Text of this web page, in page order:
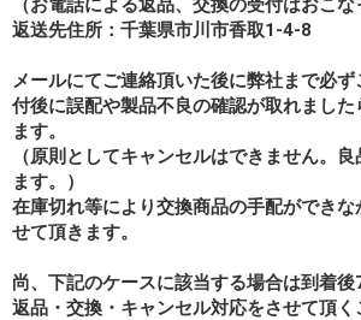
（お電話による返品、交換の受付はおこな
返送先住所：千葉県市川市香取1-4-8
メールにてご連絡頂いた後に弊社まで必
付後に誤配や製品不良の確認が取れまし
ます。
（原則としてキャンセルはできません。
ます。）
在庫切れ等により交換商品の手配ができな
せて頂きます。
尚、下記のケースに該当する場合は到着
返品・交換・キャンセル対応をさせて頂